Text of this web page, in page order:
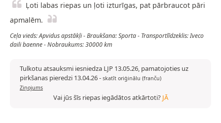
Ļoti labas riepas un ļoti izturīgas, pat pārbraucot pāri
apmalēm.
Ceļa vieds: Apvidus apstākļi - Braukšana: Sporta - Transportlīdzeklis: Iveco
daili baenne - Nobraukums: 30000 km
Tulkotu atsauksmi iesniedza LJP 13.05.26, pamatojoties uz
pirkšanas pieredzi 13.04.26- skatīt oriģinālu (franču)
Ziņojums
Vai jūs šīs riepas iegādātos atkārtoti? JĀ